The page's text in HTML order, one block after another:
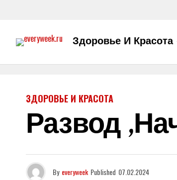
Здоровье И Красота
ЗДОРОВЬЕ И КРАСОТА
Развод
By everyweek Published 07.02.2024